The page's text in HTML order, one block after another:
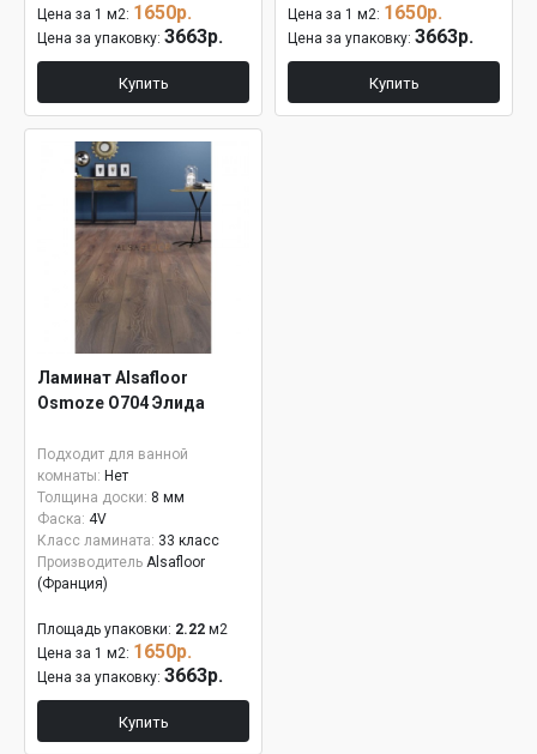
Цена за 1 м2: 1650р.
Цена за упаковку: 3663р.
Купить
Цена за 1 м2: 1650р.
Цена за упаковку: 3663р.
Купить
Ламинат Alsafloor
Osmoze О704 Элида
Подходит для ванной
комнаты: Нет
Толщина доски: 8 мм
Фаска: 4V
Класс ламината: 33 класс
Производитель Alsafloor
(Франция)
Площадь упаковки: 2.22 м2
Цена за 1 м2: 1650р.
Цена за упаковку: 3663р.
Купить